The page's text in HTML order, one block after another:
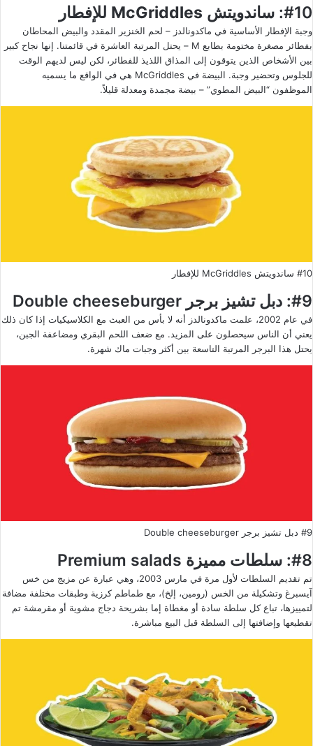
#10: ساندويتش McGriddles للإفطار
وجبة الإفطار الأساسية في ماكدونالدز – لحم الخنزير المقدد والبيض المحاطان
بفطائر مصغرة مختومة بطابع M – يحتل المرتبة العاشرة في قائمتنا. إنها نجاح كبير
بين الأشخاص الذين يتوقون إلى المذاق اللذيذ للفطائر، لكن ليس لديهم الوقت
للجلوس وتحضير وجبة. البيضة في McGriddles هي في الواقع ما يسميه
الموظفون “البيض المطوي” – بيضة مجمدة ومعدلة قليلاً.
#10 ساندويتش McGriddles للإفطار
#9: دبل تشيز برجر Double cheeseburger
في عام 2002، علمت ماكدونالدز أنه لا بأس من العبث مع الكلاسيكيات إذا كان ذلك
يعني أن الناس سيحصلون على المزيد. مع ضعف اللحم البقري ومضاعفة الجبن،
يحتل هذا البرجر المرتبة التاسعة بين أكثر وجبات ماك شهرة.
#9 دبل تشيز برجر Double cheeseburger
#8: سلطات مميزة Premium salads
تم تقديم السلطات لأول مرة في مارس 2003، وهي عبارة عن مزيج من خس
آيسبرغ وتشكيلة من الخس (رومين، إلخ)، مع طماطم كرزية وطبقات مختلفة مضافة
لتمييزها، تباع كل سلطة سادة أو مغطاة إما بشريحة دجاج مشوية أو مقرمشة تم
تقطيعها وإضافتها إلى السلطة قبل البيع مباشرة.